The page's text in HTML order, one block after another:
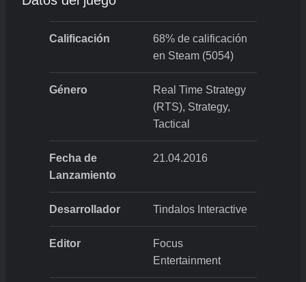
Calificación
68% de calificación
en Steam (5054)
Género
Real Time Strategy
(RTS), Strategy,
Tactical
Fecha de
Lanzamiento
21.04.2016
Desarrollador Tindalos Interactive
Editor
Focus
Entertainment